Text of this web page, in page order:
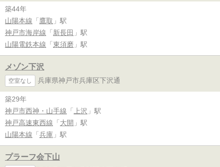
築44年
山陽本線 「 鷹取 」駅
神戸市海岸線 「 新長田 」駅
山陽電鉄本線 「 東須磨 」駅
メゾン下沢
空室なし 兵庫県神戸市兵庫区下沢通
築29年
神戸市西神・山手線 「 上沢 」駅
神戸高速東西線 「 大開 」駅
山陽本線 「 兵庫 」駅
プラーフ会下山